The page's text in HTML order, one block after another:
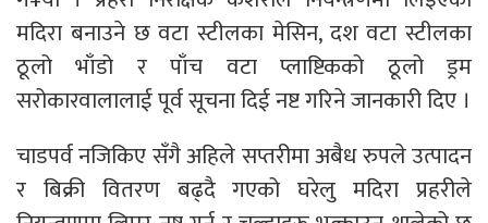
मदिरा बनाउने छ वटा स्टीलका मेसिन, दश वटा स्टीलका
ठूलो भाँडो र पाँच वटा प्लाष्टिकको ठूलो ड्रम
सरोकारवालालाई पूर्व सूचना दिई नष्ट गरिने जानकारी दिए ।
चाडपर्व नजिकिए सँगै अहिले सप्तरीमा अबैध रुपले उत्पादन
र बिक्री वितरण बढ्दै गएको घरेलु मदिरा प्रहरीले